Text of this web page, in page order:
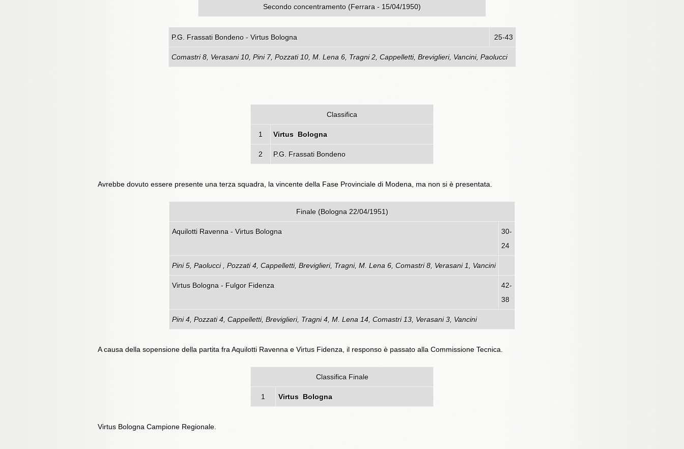
Secondo concentramento (Ferrara - 15/04/1950)
P.G. Frassati Bondeno - Virtus Bologna 25-43
Comastri 8, Verasani 10, Pini 7, Pozzati 10, M. Lena 6, Tragni 2, Cappelletti, Breviglieri, Vancini, Paolucci
Classifica
1 Virtus Bologna
2 P.G. Frassati Bondeno
Avrebbe dovuto essere presente una terza squadra, la vincente della Fase Provinciale di Modena, ma non si è presentata.
Finale (Bologna 22/04/1951)
Aquilotti Ravenna - Virtus Bologna
30-
24
Pini 5, Paolucci , Pozzati 4, Cappelletti, Breviglieri, Tragni, M. Lena 6, Comastri 8, Verasani 1, Vancini
Virtus Bologna - Fulgor Fidenza
42-
38
Pini 4, Pozzati 4, Cappelletti, Breviglieri, Tragni 4, M. Lena 14, Comastri 13, Verasani 3, Vancini
A causa della sopensione della partita fra Aquilotti Ravenna e Virtus Fidenza, il responso è passato alla Commissione Tecnica.
Classifica Finale
1 Virtus Bologna
Virtus Bologna Campione Regionale.